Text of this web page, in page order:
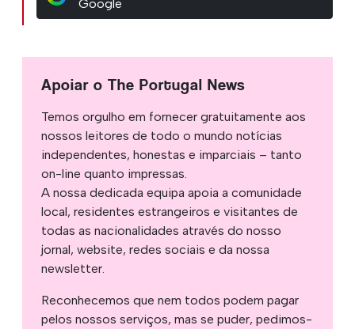
Google
Apoiar o The Portugal News
Temos orgulho em fornecer gratuitamente aos
nossos leitores de todo o mundo notícias
independentes, honestas e imparciais – tanto
on-line quanto impressas.
A nossa dedicada equipa apoia a comunidade
local, residentes estrangeiros e visitantes de
todas as nacionalidades através do nosso
jornal, website, redes sociais e da nossa
newsletter.
Reconhecemos que nem todos podem pagar
pelos nossos serviços, mas se puder, pedimos-